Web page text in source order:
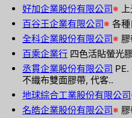
好加企業股份有限公司※
百谷王企業有限公司※ 各
全科企業股份有限公司※
百乘企業行 四色活貼螢光
丞貫企業股份有限公司 PE.
不織布雙面膠帶, 代客..
地球綜合工業股份有限公司
名皓企業股份有限公司※